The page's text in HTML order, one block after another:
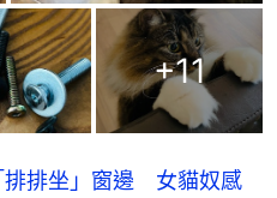
+11
排排坐」窗邊 女貓奴感